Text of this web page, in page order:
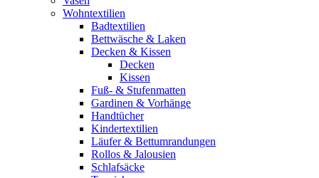
Wohntextilien
Badtextilien
Bettwäsche & Laken
Decken & Kissen
Decken
Kissen
Fuß- & Stufenmatten
Gardinen & Vorhänge
Handtücher
Kindertextilien
Läufer & Bettumrandungen
Rollos & Jalousien
Schlafsäcke